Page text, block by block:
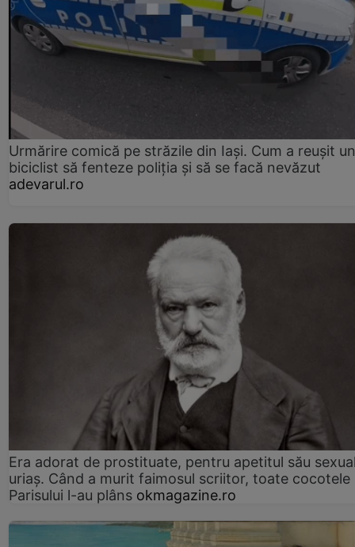
Urmărire comică pe străzile din Iași. Cum a reușit un
biciclist să fenteze poliția și să se facă nevăzut
adevarul.ro
Era adorat de prostituate, pentru apetitul său
uriaș. Când a murit faimosul scriitor, toate cocotele
Parisului l-au plâns okmagazine.ro